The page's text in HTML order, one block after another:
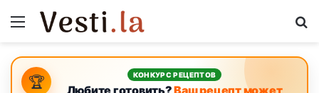
Menu
🏆 КОНКУРС РЕЦЕПТОВ
Любите готовить?Ваш рецепт может